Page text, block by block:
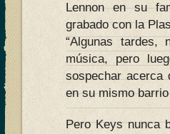
Lennon en su
grabado con la
“Algunas
música, pero
sospechar acerca
en su mismo
Pero Keys nunca